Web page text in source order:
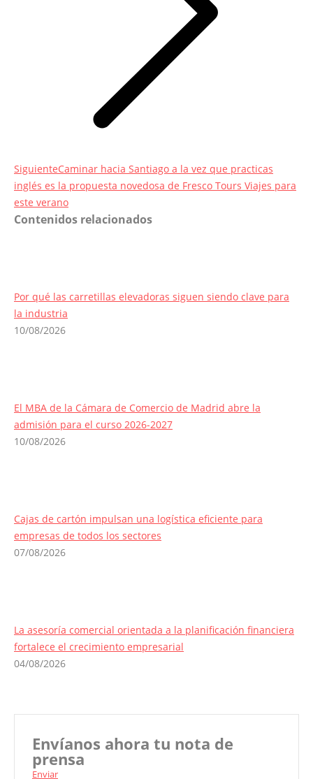
SiguienteEntrada
siguiente:
Caminar hacia Santiago a la vez que practicas
inglés es la propuesta novedosa de Fresco Tours Viajes para
este verano
Contenidos relacionados
Por qué las carretillas elevadoras siguen siendo clave para
la industria
10/08/2026
El MBA de la Cámara de Comercio de Madrid abre la
admisión para el curso 2026-2027
10/08/2026
Cajas de cartón impulsan una logística eficiente para
empresas de todos los sectores
07/08/2026
La asesoría comercial orientada a la planificación financiera
fortalece el crecimiento empresarial
04/08/2026
Envíanos ahora tu nota de
prensa
Enviar